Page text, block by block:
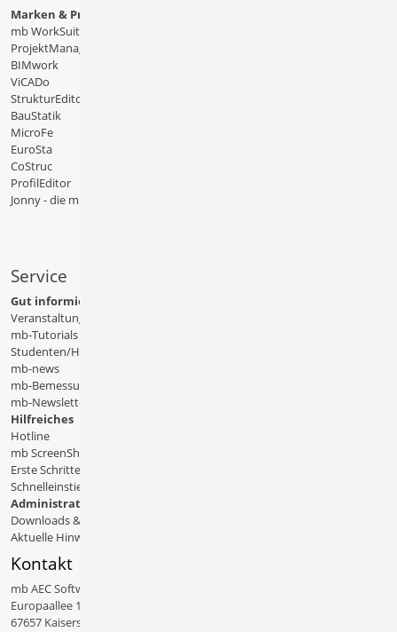
Marken & Produkte
mb WorkSuite
ProjektManager
BIMwork
ViCADo
StrukturEditor
BauStatik
MicroFe
EuroSta
CoStruc
ProfilEditor
Jonny - die mb-App
Service
Gut informiert
Veranstaltungen
mb-Tutorials
Studenten/Hochschule
mb-news
mb-Bemessungstafeln
mb-Newsletter
Hilfreiches
Hotline
mb ScreenShare
Erste Schritte
Schnelleinstiege & Doku
Administratives
Downloads & Patches
Aktuelle Hinweise
Kontakt
mb AEC Software GmbH
Europaallee 14
67657 Kaiserslautern